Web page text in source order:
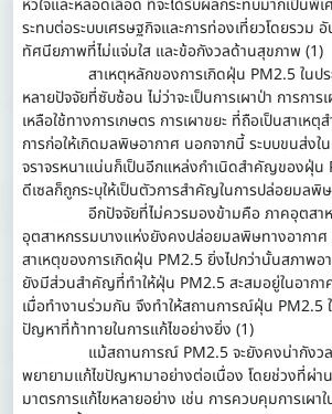
หัวใจและหลอดเลือด ที่จะได้รับผลกระทบมากเป็น
ระทบต่อระบบเศรษฐกิจและการท่องเที่ยวโดยรวม
ทัศนียภาพที่ไม่แจ่มใส และข้อกังวลด้านสุขภาพ (1)
สาเหตุหลักของการเกิดฝุ่น PM2.5 ในประ
หลายปัจจัยที่ซับซ้อน ไม่ว่าจะเป็นการเผาป่า การการ
เหลือใช้ทางการเกษตร การเผาขยะ ที่ถือเป็นสาเ
การก่อให้เกิดมลพิษอากาศ นอกจากนี้ ระบบขนส่งใ
จราจรหนาแน่นก็เป็นอีกแหล่งกำเนิดสำคัญของฝุ่น
ดีเซลก็ถูกระบุให้เป็นตัวการสำคัญในการปล่อยมลพิ
อีกปัจจัยที่ไม่ควรมองข้ามคือ ภาคอุตสาหก
อุตสาหกรรมบางแห่งยังคงปล่อยมลพิษทางอากาศ
สาเหตุของการเกิดฝุ่น PM2.5 ยิ่งไปกว่านั้นสภาพ
ยังมีส่วนสำคัญที่ทำให้ฝุ่น PM2.5 สะสมอยู่ในอากา
เมื่อทำงานร่วมกัน จึงทำให้สถานการณ์ฝุ่น PM2.5
ปัญหาที่ท้าทายในการแก้ไขอย่างยิ่ง (1)
แม้สถานการณ์ PM2.5 จะยังคงน่ากังวล
พยายามแก้ไขปัญหามาอย่างต่อเนื่อง โดยช่วงที่ผ่า
มาตรการแก้ไขหลายอย่าง เช่น การควบคุมการเผา